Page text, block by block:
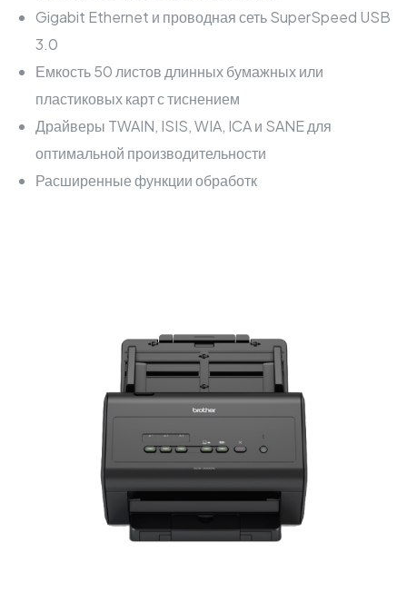
Gigabit Ethernet и проводная сеть SuperSpeed USB
3.0
Емкость 50 листов длинных бумажных или
пластиковых карт с тиснением
Драйверы TWAIN, ISIS, WIA, ICA и SANE для
оптимальной производительности
Расширенные функции обработк